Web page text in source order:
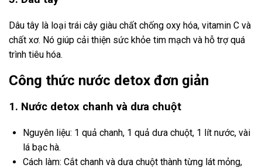
Dâu tây là loại trái cây giàu chất chống oxy hóa, vitamin C và
chất xơ. Nó giúp cải thiện sức khỏe tim mạch và hỗ trợ quá
trình tiêu hóa.
Công thức nước detox đơn giản
1. Nước detox chanh và dưa chuột
Nguyên liệu: 1 quả chanh, 1 quả dưa chuột, 1 lít nước, vài
lá bạc hà.
Cách làm: Cắt chanh và dưa chuột thành từng lát mỏng,